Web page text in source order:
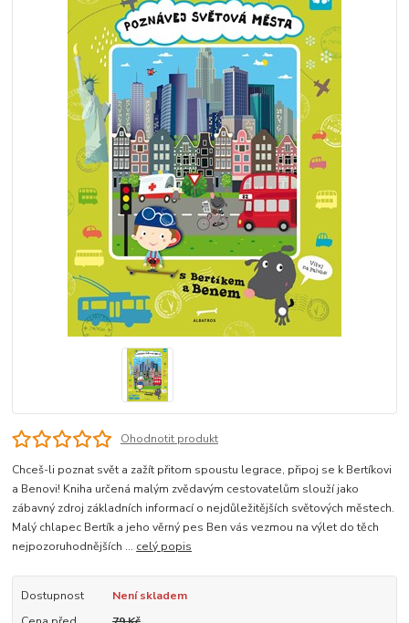
Ohodnotit produkt
Chceš-li poznat svět a zažít přitom spoustu legrace, připoj se k Bertíkovi
a Benovi! Kniha určená malým zvědavým cestovatelům slouží jako
zábavný zdroj základních informací o nejdůležitějších světových městech.
Malý chlapec Bertík a jeho věrný pes Ben vás vezmou na výlet do těch
nejpozoruhodnějších ... celý popis
Dostupnost
Není skladem